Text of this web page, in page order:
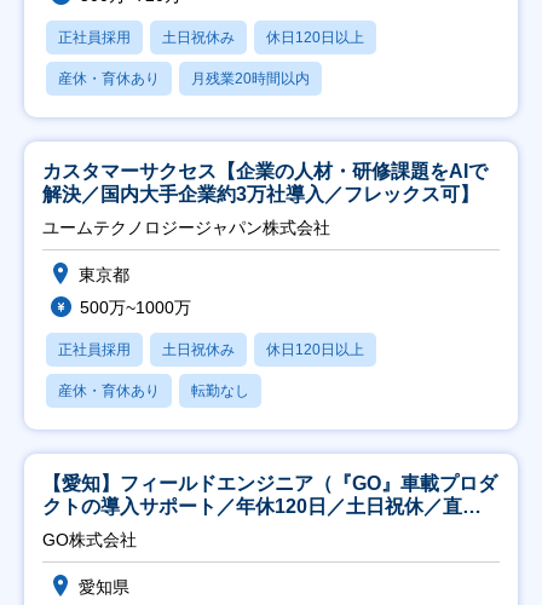
正社員採用 土日祝休み 休日120日以上
産休・育休あり 月残業20時間以内
カスタマーサクセス【企業の人材・研修課題をAIで
解決／国内大手企業約3万社導入／フレックス可】
ユームテクノロジージャパン株式会社
東京都
500万~1000万
正社員採用 土日祝休み 休日120日以上
産休・育休あり 転勤なし
【愛知】フィールドエンジニア（『GO』車載プロダ
クトの導入サポート／年休120日／土日祝休／直行
直帰
GO株式会社
愛知県